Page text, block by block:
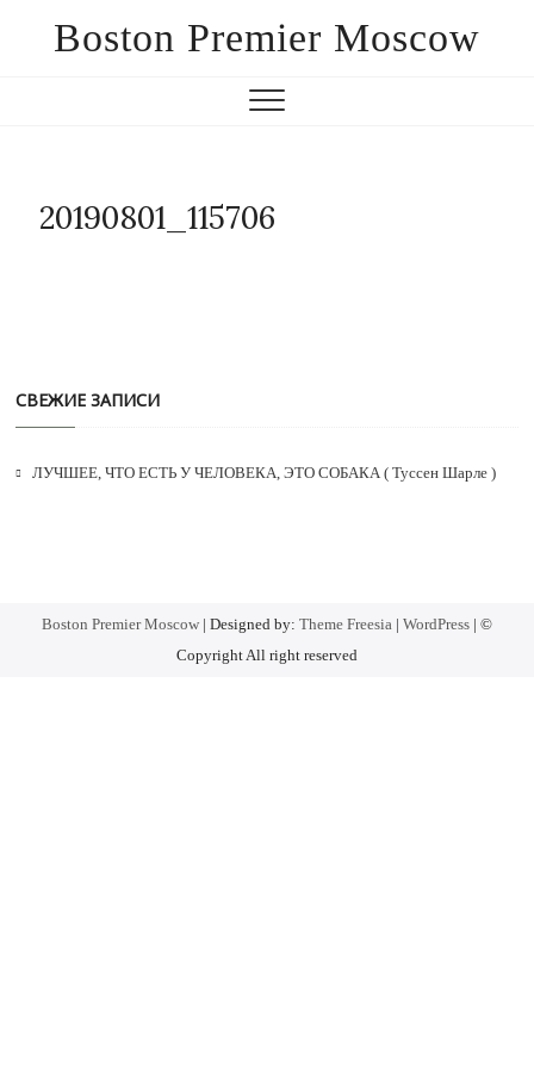
Boston Premier Moscow
20190801_115706
СВЕЖИЕ ЗАПИСИ
ЛУЧШЕЕ, ЧТО ЕСТЬ У ЧЕЛОВЕКА, ЭТО СОБАКА ( Туссен Шарле )
Boston Premier Moscow| Designed by: Theme Freesia| WordPress| ©
Copyright All right reserved